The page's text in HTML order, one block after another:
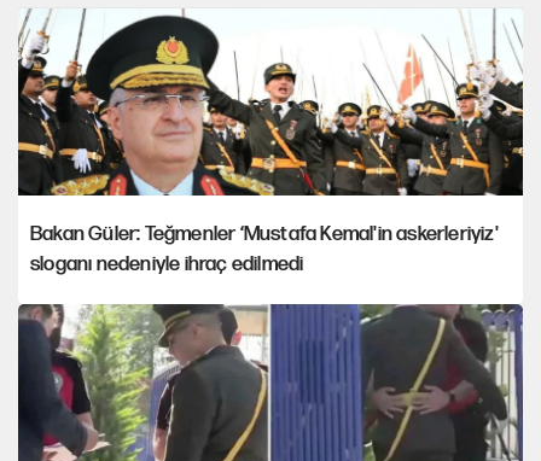
Bakan Güler: Teğmenler ‘Mustafa Kemal'in askerleriyiz'
sloganı nedeniyle ihraç edilmedi